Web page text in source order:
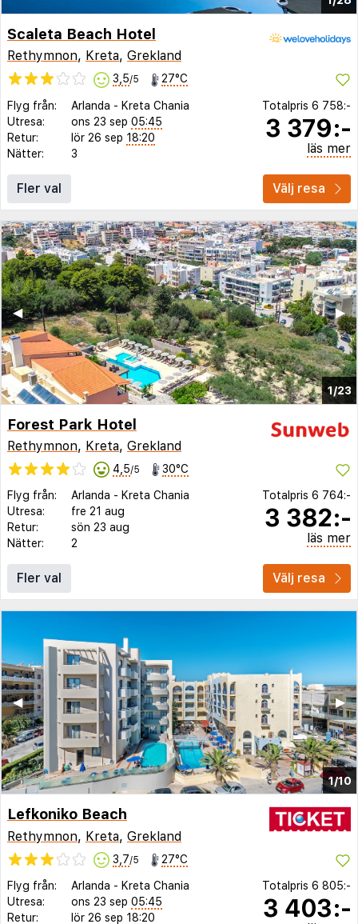
Scaleta Beach Hotel
Rethymnon, Kreta, Grekland
3,5/5 27°C
Flyg från: Arlanda - Kreta Chania
Utresa:
ons 23 sep 05:45
Retur:
lör 26 sep 18:20
Nätter:
3
Totalpris 6 758:-
3 379:-
läs mer
Fler val Välj resa
1/23
▶︎
◀︎
Forest Park Hotel
Rethymnon, Kreta, Grekland
4,5/5 30°C
Flyg från: Arlanda - Kreta Chania
Utresa:
fre 21 aug
Retur:
sön 23 aug
Nätter:
2
Totalpris 6 764:-
3 382:-
läs mer
Fler val Välj resa
1/10
▶︎
◀︎
Lefkoniko Beach
Rethymnon, Kreta, Grekland
3,7/5 27°C
Flyg från: Arlanda - Kreta Chania
Utresa:
ons 23 sep 05:45
Retur:
lör 26 sep 18:20
Totalpris 6 805:-
3 403:-